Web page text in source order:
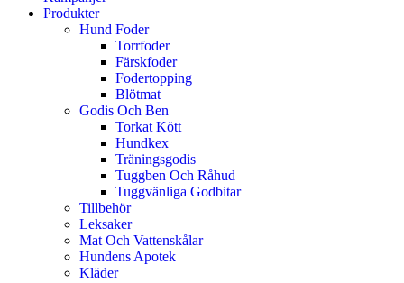
Produkter
Hund Foder
Torrfoder
Färskfoder
Fodertopping
Blötmat
Godis Och Ben
Torkat Kött
Hundkex
Träningsgodis
Tuggben Och Råhud
Tuggvänliga Godbitar
Tillbehör
Leksaker
Mat Och Vattenskålar
Hundens Apotek
Kläder